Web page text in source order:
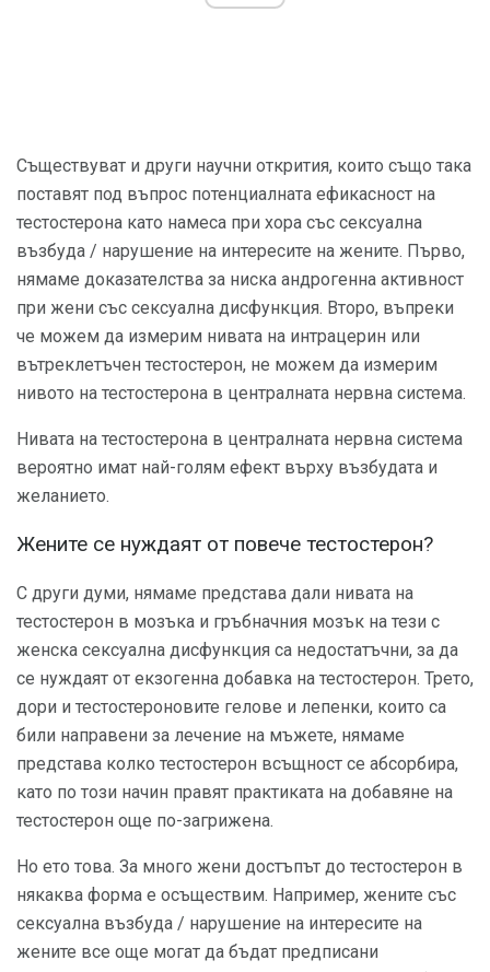
Съществуват и други научни открития, които също така
поставят под въпрос потенциалната ефикасност на
тестостерона като намеса при хора със сексуална
възбуда / нарушение на интересите на жените. Първо,
нямаме доказателства за ниска андрогенна активност
при жени със сексуална дисфункция. Второ, въпреки
че можем да измерим нивата на интрацерин или
вътреклетъчен тестостерон, не можем да измерим
нивото на тестостерона в централната нервна система.
Нивата на тестостерона в централната нервна система
вероятно имат най-голям ефект върху възбудата и
желанието.
Жените се нуждаят от повече тестостерон?
С други думи, нямаме представа дали нивата на
тестостерон в мозъка и гръбначния мозък на тези с
женска сексуална дисфункция са недостатъчни, за да
се нуждаят от екзогенна добавка на тестостерон. Трето,
дори и тестостероновите гелове и лепенки, които са
били направени за лечение на мъжете, нямаме
представа колко тестостерон всъщност се абсорбира,
като по този начин правят практиката на добавяне на
тестостерон още по-загрижена.
Но ето това. За много жени достъпът до тестостерон в
някаква форма е осъществим. Например, жените със
сексуална възбуда / нарушение на интересите на
жените все още могат да бъдат предписани